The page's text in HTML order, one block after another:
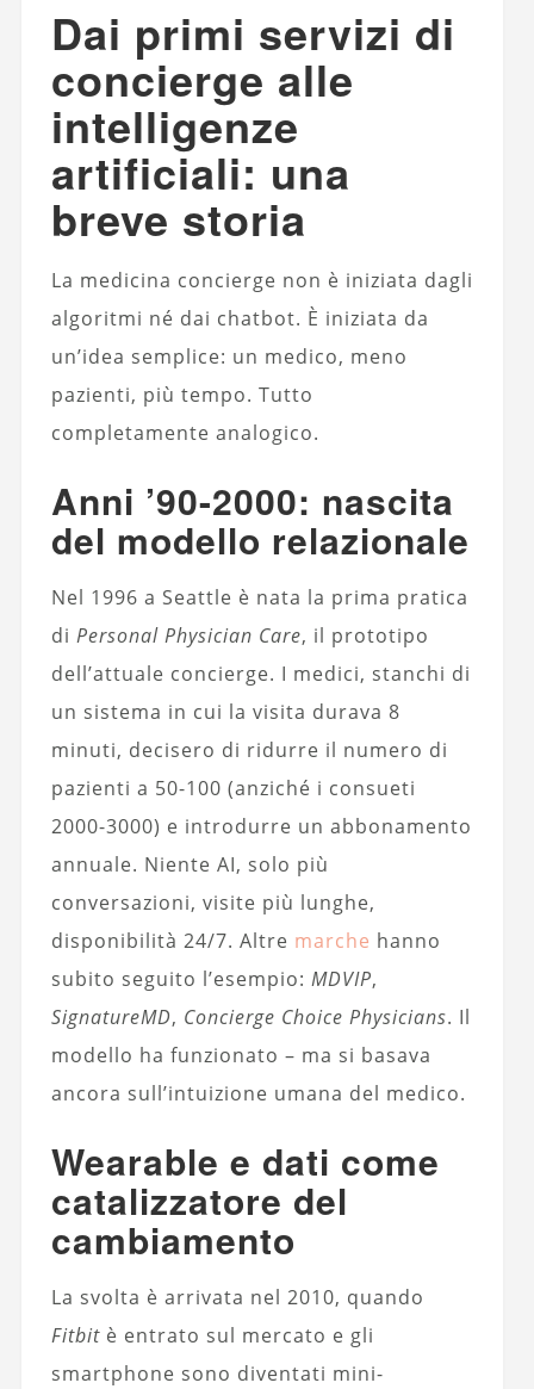
Dai primi servizi di
concierge alle
intelligenze
artificiali: una
breve storia
La medicina concierge non è iniziata dagli
algoritmi né dai chatbot. È iniziata da
un’idea semplice: un medico, meno
pazienti, più tempo. Tutto
completamente analogico.
Anni ’90-2000: nascita
del modello relazionale
Nel 1996 a Seattle è nata la prima pratica
di Personal Physician Care, il prototipo
dell’attuale concierge. I medici, stanchi di
un sistema in cui la visita durava 8
minuti, decisero di ridurre il numero di
pazienti a 50-100 (anziché i consueti
2000-3000) e introdurre un abbonamento
annuale. Niente AI, solo più
conversazioni, visite più lunghe,
disponibilità 24/7. Altre marche hanno
subito seguito l’esempio: MDVIP,
SignatureMD, Concierge Choice Physicians. Il
modello ha funzionato – ma si basava
ancora sull’intuizione umana del medico.
Wearable e dati come
catalizzatore del
cambiamento
La svolta è arrivata nel 2010, quando
Fitbitè entrato sul mercato e gli
smartphone sono diventati mini-